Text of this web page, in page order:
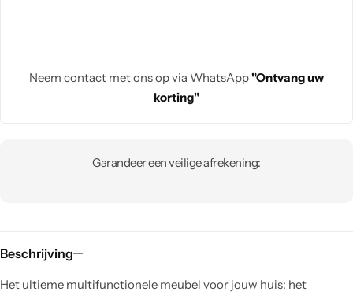
Neem contact met ons op via WhatsApp"Ontvang uw
korting"
Garandeer een veilige afrekening:
Beschrijving
Het ultieme multifunctionele meubel voor jouw huis: het